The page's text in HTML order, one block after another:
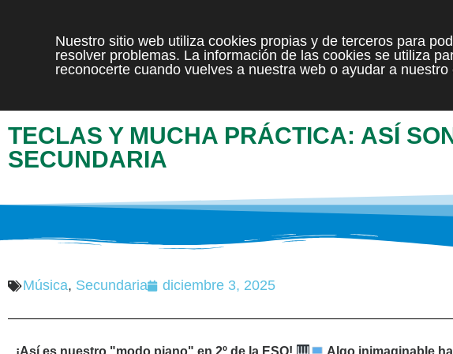
TECLAS Y MUCHA PRÁCTICA: ASÍ
SECUNDARIA
Música, Secundaria diciembre 3, 2025
Nuestro sitio web utiliza cookies propias y de terceros para
resolver problemas. La información de las cookies se utiliza
reconocerte cuando vuelves a nuestra web o ayudar a nuestro